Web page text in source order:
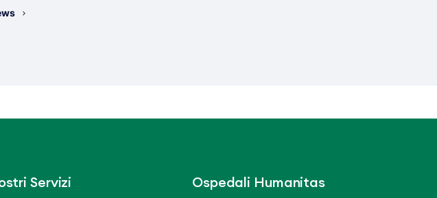
Servizi Ospedali Humanitas